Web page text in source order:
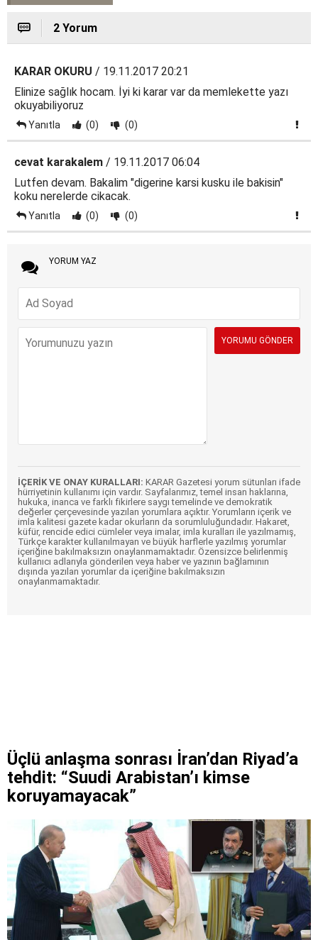
2 Yorum
KARAR OKURU / 19.11.2017 20:21
Elinize sağlık hocam. İyi ki karar var da memlekette yazı
okuyabiliyoruz
Yanıtla (0) (0)
cevat karakalem / 19.11.2017 06:04
Lutfen devam. Bakalim "digerine karsi kusku ile bakisin"
koku nerelerde cikacak.
Yanıtla (0) (0)
YORUM YAZ
İÇERİK VE ONAY KURALLARI: KARAR Gazetesi yorum sütunları ifade
hürriyetinin kullanımı için vardır. Sayfalarımız, temel insan haklarına,
hukuka, inanca ve farklı fikirlere saygı temelinde ve demokratik
değerler çerçevesinde yazılan yorumlara açıktır. Yorumların içerik ve
imla kalitesi gazete kadar okurların da sorumluluğundadır. Hakaret,
küfür, rencide edici cümleler veya imalar, imla kuralları ile yazılmamış,
Türkçe karakter kullanılmayan ve büyük harflerle yazılmış yorumlar
içeriğine bakılmaksızın onaylanmamaktadır. Özensizce belirlenmiş
kullanıcı adlarıyla gönderilen veya haber ve yazının bağlamının
dışında yazılan yorumlar da içeriğine bakılmaksızın
onaylanmamaktadır.
Üçlü anlaşma sonrası İran’dan Riyad’a
tehdit: “Suudi Arabistan’ı kimse
koruyamayacak”